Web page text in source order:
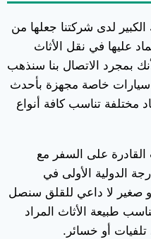
لدى شركتنا جعلها من
عليها في نقل الأثاث
بمجرد الاتصال بنا سنذهب
سيارات خاصة مجهزة بأحدث
مختلفة تناسب كافة أنواع
القادرة على السفر مع
الدولية الأولى في
أو صغير لا داعي للقلق سنصل
طبيعة الأثاث المراد
أو خسائر.